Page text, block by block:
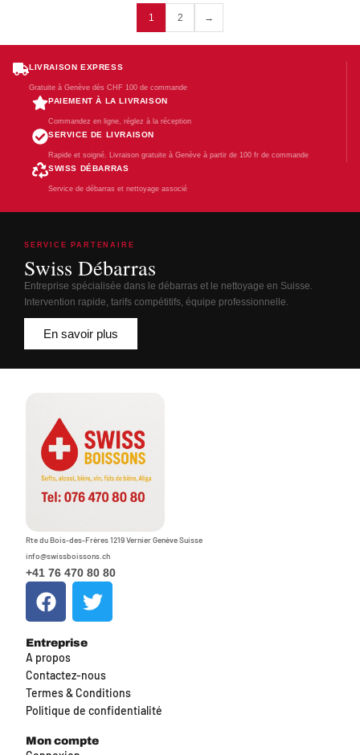
1 2 →
LIVRAISON EXPRESS
Gratuite à Genève dès CHF 100 de commande
PAIEMENT À LA LIVRAISON
Commandez en ligne, réglez à la réception
SERVICE DE LIVRAISON
Rapide et soigné. Livraison gratuite à Genève à partir de 100 fr de commande
SWISS DÉBARRAS
Service de débarras et nettoyage associé
SERVICE PARTENAIRE
Swiss Débarras
Entreprise spécialisée dans le débarras et le nettoyage en Suisse.
Intervention rapide, tarifs compétitifs, équipe professionnelle.
En savoir plus
Rte du Bois-des-Frères 1219 Vernier Genève Suisse
info@swissboissons.ch
+41 76 470 80 80
Entreprise
A propos
Contactez-nous
Termes & Conditions
Politique de confidentialité
Mon compte